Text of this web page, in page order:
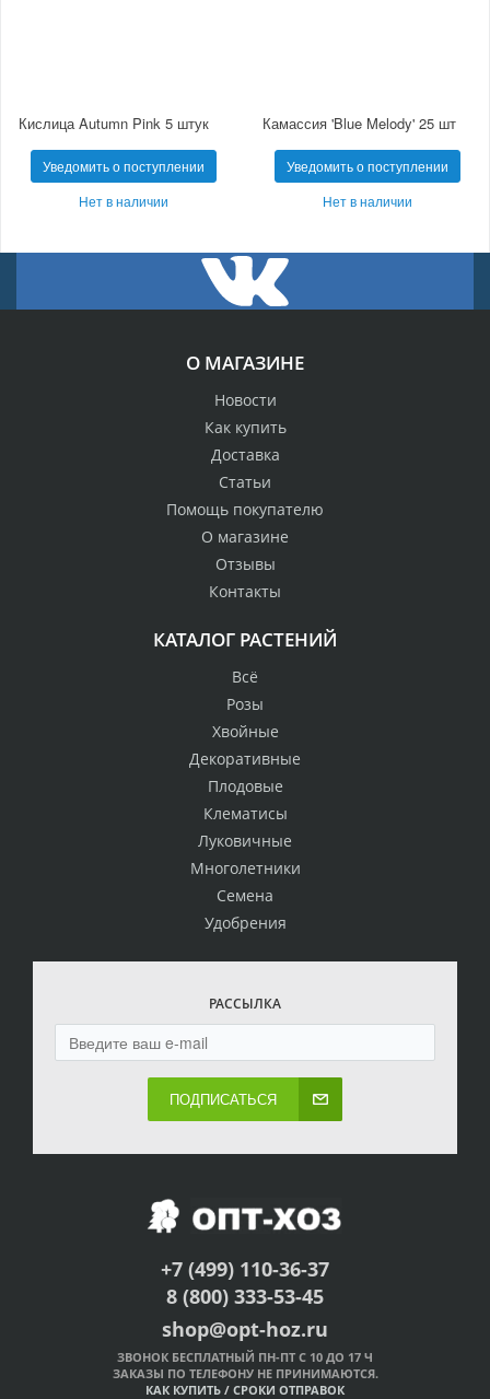
Кислица Autumn Pink 5 штук
Уведомить о поступлении
Нет в наличии
Камассия 'Blue Melody' 25 шт
Уведомить о поступлении
Нет в наличии
О МАГАЗИНЕ
Новости
Как купить
Доставка
Статьи
Помощь покупателю
О магазине
Отзывы
Контакты
КАТАЛОГ РАСТЕНИЙ
Всё
Розы
Хвойные
Декоративные
Плодовые
Клематисы
Луковичные
Многолетники
Семена
Удобрения
РАССЫЛКА
ПОДПИСАТЬСЯ
+7 (499) 110-36-37
8 (800) 333-53-45
shop@opt-hoz.ru
ЗВОНОК БЕСПЛАТНЫЙ ПН-ПТ С 10 ДО 17 Ч
ЗАКАЗЫ ПО ТЕЛЕФОНУ НЕ ПРИНИМАЮТСЯ.
КАК КУПИТЬ / СРОКИ ОТПРАВОК